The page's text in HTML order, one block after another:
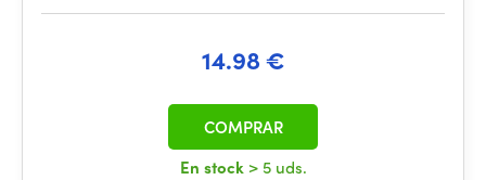
14.98 €
En stock > 5 uds.
COMPRAR